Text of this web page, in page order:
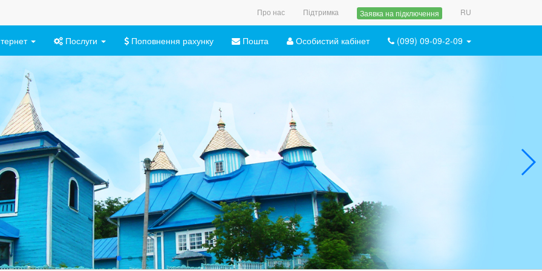
Про нас Підтримка Заявка на підключення RU
Послуги Поповнення рахунку Пошта Особистий кабінет (099) 09-09-2-09